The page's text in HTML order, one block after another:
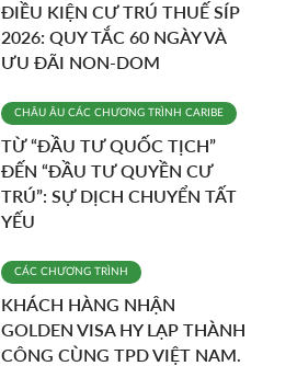
ĐIỀU KIỆN CƯ TRÚ THUẾ SÍP
2026: QUY TẮC 60 NGÀY VÀ
ƯU ĐÃI NON-DOM
CHÂU ÂU CÁC CHƯƠNG TRÌNH CARIBE
TỪ “ĐẦU TƯ QUỐC TỊCH”
ĐẾN “ĐẦU TƯ QUYỀN CƯ
TRÚ”: SỰ DỊCH CHUYỂN TẤT
YẾU
CÁC CHƯƠNG TRÌNH
KHÁCH HÀNG NHẬN
GOLDEN VISA HY LẠP THÀNH
CÔNG CÙNG TPD VIỆT NAM.